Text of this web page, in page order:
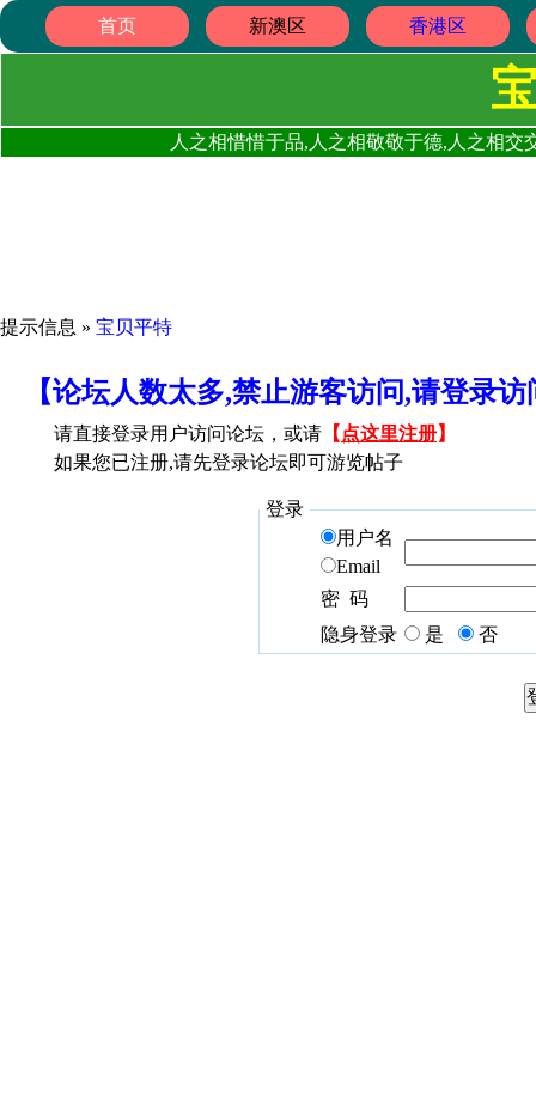
首页 新澳区 香港区
人之相惜惜于品,人之相敬敬于德,人之相
提示信息 » 宝贝平特
【论坛人数太多,禁止游客访问,请登录
请直接登录用户访问论坛，或请 【 点这里注册】
如果您已注册,请先登录论坛即可游览帖子
登录
用户名
Email
密 码
隐身登录
是 否